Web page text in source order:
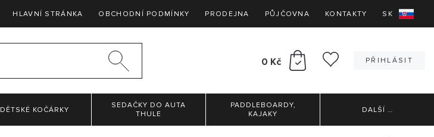
HLAVNÍ STRÁNKA OBCHODNÍ PODMÍNKY PRODEJNA PŮJČOVNA KONTAKTY SK
0 Kč PŘIHLÁSIT
DĚTSKÉ KOČÁRKY
SEDAČKY DO AUTA
THULE
PADDLEBOARDY,
KAJAKY
DALŠÍ …